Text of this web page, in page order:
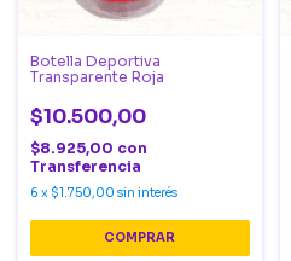
Botella Deportiva
Transparente Roja
$10.500,00
$8.925,00 con
Transferencia
6 x $1.750,00 sin interés